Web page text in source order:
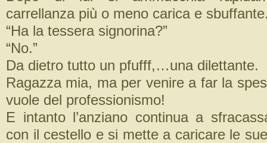
carrellanza più o meno carica e
“Ha la tessera signorina?”
“No.”
Da dietro tutto un pfufff,…una dilettante.
Ragazza mia, ma per venire a far la
vuole del professionismo!
E intanto l’anziano continua a
con il cestello e si mette a caricare le